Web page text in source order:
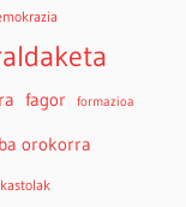
fagor formazioa
orokorra